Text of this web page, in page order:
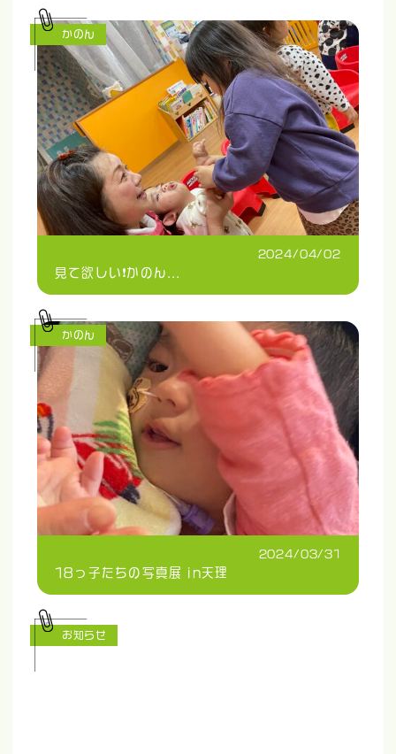
2024/04/02
見て欲しい❗️かのん...
かのん
2024/03/31
18っ子たちの写真展 in天理
かのん
お知らせ